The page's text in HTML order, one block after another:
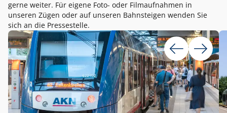
gerne weiter. Für eigene Foto- oder Filmaufnahmen in
unseren Zügen oder auf unseren Bahnsteigen wenden Sie
sich an die Pressestelle.